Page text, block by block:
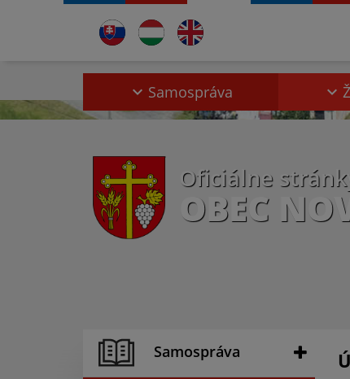
Samospráva
Oficiálne
OBEC
Samospráva